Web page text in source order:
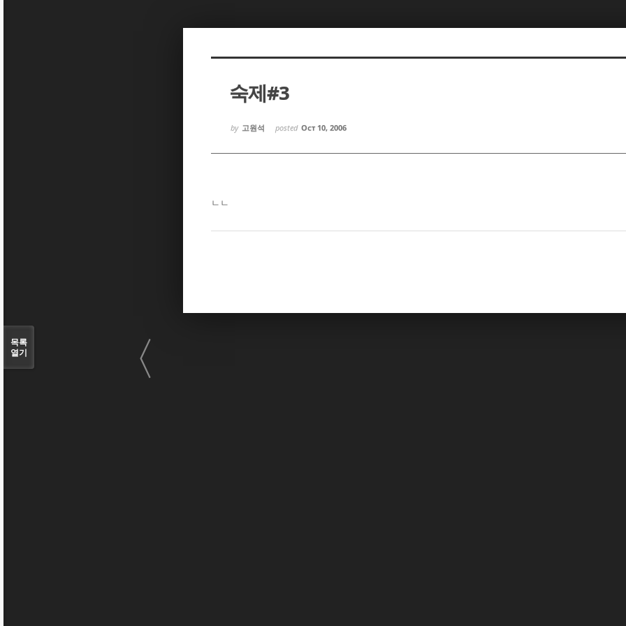
숙제#3
by 고원석 posted Oct 10, 2006
ㄴㄴ
〈
목록
열기
Sketchbook5, 스케치북5
Sketchbook5, 스케치북5
Sketchbook5, 스케치북5
Sketchbook5, 스케치북5